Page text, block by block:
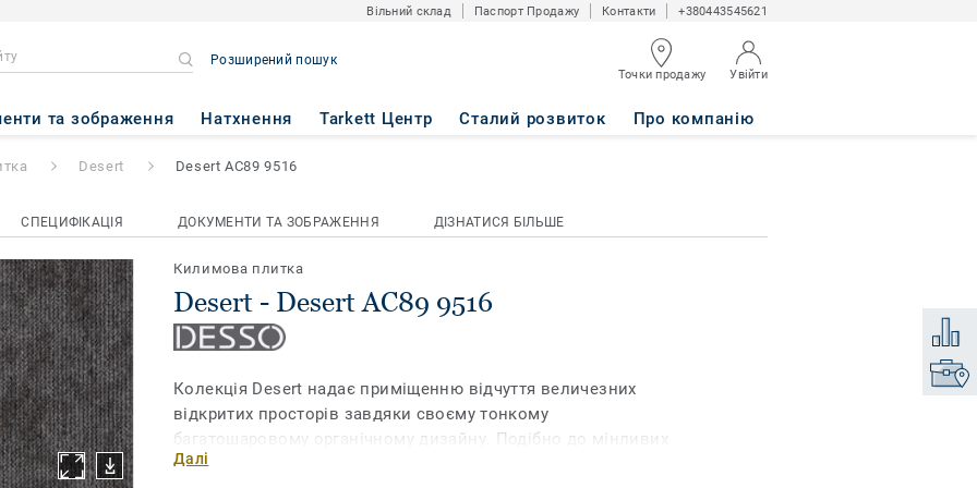
Вільний склад Паспорт Продажу Контакти +380443545621
Розширений пошук
Точки продажу Увійти
та зображення Натхнення Tarkett Центр Сталий розвиток Про компанію
9516
Desert Desert AC89 9516
СПЕЦИФІКАЦІЯ ДОКУМЕНТИ ТА ЗОБРАЖЕННЯ ДІЗНАТИСЯ БІЛЬШЕ
Килимова плитка
Desert - Desert AC89 9516
Колекція Desert надає приміщенню відчуття величезних
відкритих просторів завдяки своєму тонкому
багатошаровому органічному дизайну. Подібно до мінливих
пісків пустелі, ця колекція фактурної килимової плитки
Далі